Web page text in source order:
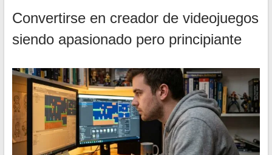
Convertirse en creador de videojuegos
siendo apasionado pero principiante